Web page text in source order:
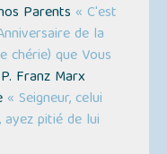
Parents « C'est
de la
chérie) que Vous
Franz Marx
« Seigneur, celui
pitié de lui